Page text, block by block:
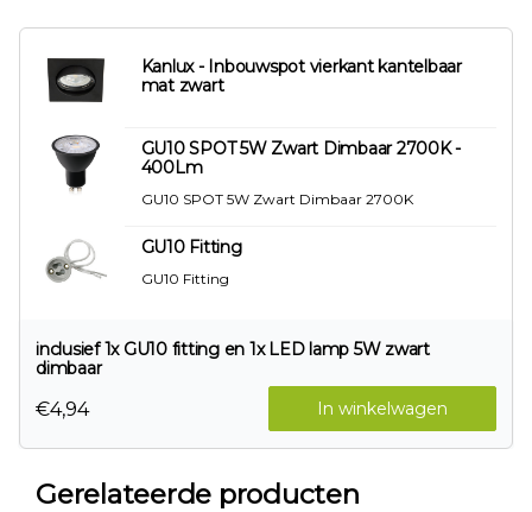
Kanlux - Inbouwspot vierkant kantelbaar
mat zwart
GU10 SPOT 5W Zwart Dimbaar 2700K -
400Lm
GU10 SPOT 5W Zwart Dimbaar 2700K
GU10 Fitting
GU10 Fitting
inclusief 1x GU10 fitting en 1x LED lamp 5W zwart
dimbaar
In winkelwagen
€4,94
Gerelateerde producten